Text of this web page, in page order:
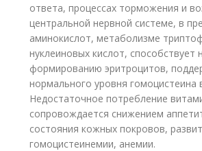
ответа, процессах торможения и
центральной нервной системе, в
аминокислот, метаболизме
нуклеиновых кислот, способствует
формированию эритроцитов,
нормального уровня гомоцистеина
Недостаточное потребление
сопровождается снижением
состояния кожных покровов,
гомоцистеинемии, анемии.